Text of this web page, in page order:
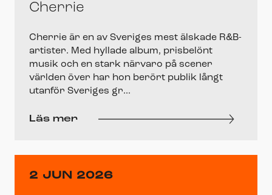
Cherrie
Cherrie är en av Sveriges mest älskade R&B-
artister. Med hyllade album, prisbelönt
musik och en stark närvaro på scener
världen över har hon berört publik långt
utanför Sveriges gr...
Läs mer
2 JUN 2026